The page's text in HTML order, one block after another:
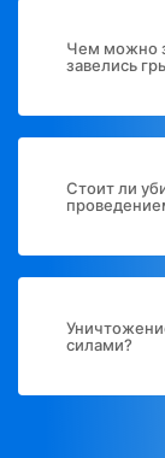
Чем можно
завелись
Стоит ли
силами?